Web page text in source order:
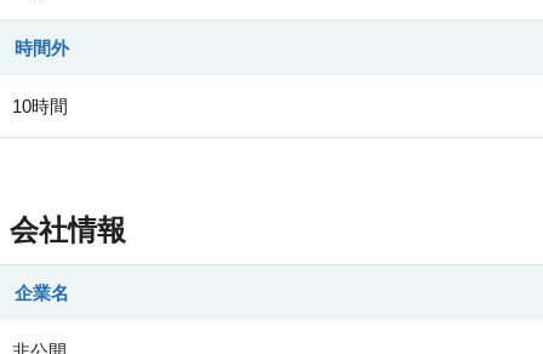
時間外
10時間
会社情報
企業名